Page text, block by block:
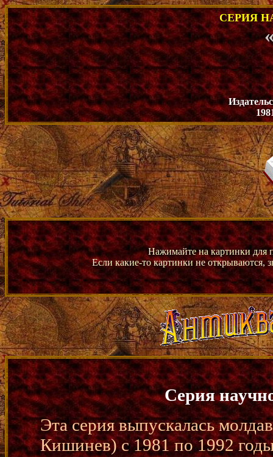
СЕРИЯ
Нажимайте на картинки для
Если какие-то картинки не открываются,
Серия
Эта серия выпускалась
Кишинев) с 1981 по 1992